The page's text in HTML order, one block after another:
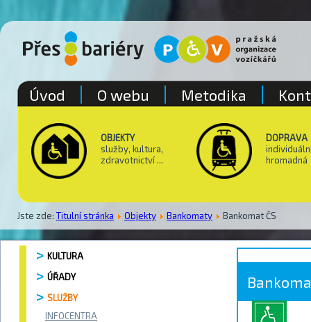
OBJEKTY
služby, kultura,
zdravotnictví ...
DOPRAVA
hromadná
Jste zde: Titulní stránka Objekty Bankomaty Bankomat ČS
Úvod O webu Metodika
KULTURA
ÚŘADY
SLUŽBY
INFOCENTRA